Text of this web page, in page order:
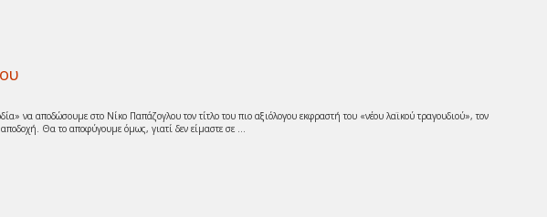
να αποδώσουμε στο Νίκο Παπάζογλου τον τίτλο του πιο αξιόλογου εκφραστή του «νέου λαϊκού τραγουδιού», τον
Θα το αποφύγουμε όμως, γιατί δεν είμαστε σε ...